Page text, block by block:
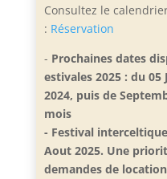
Consultez le
: Réservation
- Prochaines dates
estivales 2025 : du
2024, puis de
mois
- Festival
Aout 2025. Une
demandes de